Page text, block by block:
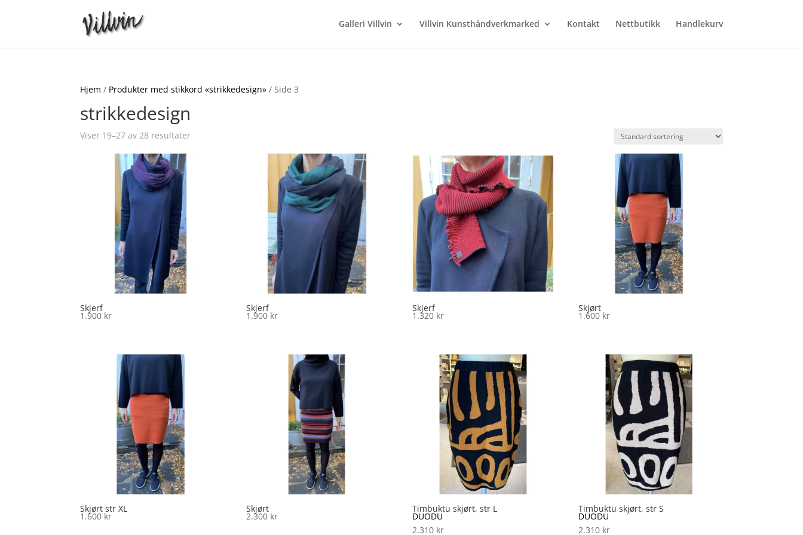
Galleri Villvin Villvin Kunsthåndverkmarked Kontakt Nettbutikk Handlekurv
Hjem / Produkter med stikkord «strikkedesign» / Side 3
strikkedesign
Viser 19–27 av 28 resultater
Skjerf
1.900 kr
Skjerf
1.900 kr
Skjerf
1.320 kr
Skjørt
1.600 kr
Skjørt str XL
1.600 kr
Skjørt
2.300 kr
Timbuktu skjørt, str L
DUODU
2.310 kr
Timbuktu skjørt, str S
DUODU
2.310 kr